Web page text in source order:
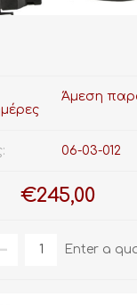
Άμεση
06-03-012
€245,00
Enter a